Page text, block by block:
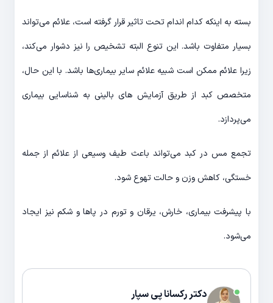
بسته به اینکه کدام اندام تحت تاثیر قرار گرفته است، علائم می‌تواند
بسیار متفاوت باشد. این تنوع البته تشخیص را نیز دشوار می‌کند،
زیرا علائم ممکن است شبیه علائم سایر بیماری‌ها باشد. با این حال،
متخصص کبد از طریق آزمایش های بالینی به شناسایی بیماری
می‌پردازد.
تجمع مس در کبد می‌تواند باعث طیف وسیعی از علائم از جمله
خستگی، کاهش وزن و حالت تهوع شود.
با پیشرفت بیماری، خارش، یرقان و تورم در پاها و شکم نیز ایجاد
می‌شود.
دکتر رکسانا پی سپار